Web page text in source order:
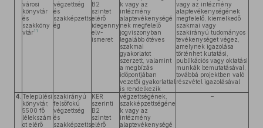
városi
könyvtár
és
szakköny
vtár11
végzettség
és
szakképzetts
ég
B2
szintet
elérő
idegenny
elv-
ismeret
k vagy az
intézmény
alaptevékenységé
nek megfelelő
jogviszonyban
legalább ötéves
szakmai
gyakorlatot
szerzett, valamint
a megbízás
időpontjában
vezetői gyakorlattal
is rendelkezik
vagy az intézmény
alaptevékenységének
megfelelő, kiemelkedő
szakmai vagy
szakirányú tudományos
tevékenységet végez,
amelynek igazolása
történhet kutatási,
publikációs vagy oktatási
munkák bemutatásával,
továbbá projektben való
részvétel igazolásával
4. Települési
könyvtár,
5500 fő
lélekszám
ot elérő
szakirányú
felsőfokú
végzettség
és
szakképzetts
KER
szerinti
B2
szintet
elérő
végzettségének,
szakképzettségéne
k vagy az
intézmény
alaptevékenységé
–